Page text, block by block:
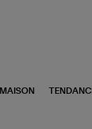
MAISON